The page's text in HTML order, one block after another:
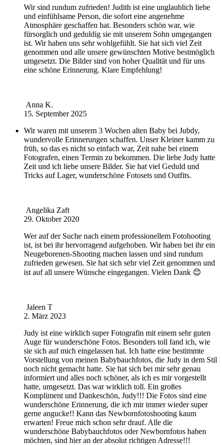
Wir sind rundum zufrieden! Judith ist eine unglaublich liebe
und einfühlsame Person, die sofort eine angenehme
Atmosphäre geschaffen hat. Besonders schön war, wie
fürsorglich und geduldig sie mit unserem Sohn umgegangen
ist. Wir haben uns sehr wohlgefühlt. Sie hat sich viel Zeit
genommen und alle unsere gewünschten Motive bestmöglich
umgesetzt. Die Bilder sind von hoher Qualität und für uns
eine schöne Erinnerung. Klare Empfehlung!
Anna K.
15. September 2025
Wir waren mit unserem 3 Wochen alten Baby bei Jubdy,
wundervolle Erinnerungen schaffen. Unser Kleiner kamm zu
früh, so das es nicht so einfach war, Zeit nahe bei einem
Fotografen, einen Termin zu bekommen. Die liebe Judy hatte
Zeit und ich liebe unsere Bilder. Sie hat viel Geduld und
Tricks auf Lager, wunderschöne Fotosets und Outfits.
Angelika Zaft
29. Oktober 2020
Wer auf der Suche nach einem professionellem Fotohooting
ist, ist bei ihr hervorragend aufgehoben. Wir haben bei ihr ein
Neugeborenen-Shooting machen lassen und sind rundum
zufrieden gewesen. Sie hat sich sehr viel Zeit genommen und
ist auf all unsere Wünsche eingegangen. Vielen Dank 😊
Jaleen T
2. März 2023
Judy ist eine wirklich super Fotografin mit einem sehr guten
Auge für wunderschöne Fotos. Besonders toll fand ich, wie
sie sich auf mich eingelassen hat. Ich hatte eine bestimmte
Vorstellung von meinen Babybauchfotos, die Judy in dem Stil
noch nicht gemacht hatte. Sie hat sich bei mir sehr genau
informiert und alles noch schöner, als ich es mir vorgestellt
hatte, umgesetzt. Das war wirklich toll. Ein großes
Kompliment und Dankeschön, Judy!!! Die Fotos sind eine
wunderschöne Erinnerung, die ich mir immer wieder super
gerne angucke!! Kann das Newbornfotoshooting kaum
erwarten! Freue mich schon sehr drauf. Alle die
wunderschöne Babybauchfotos oder Newbornfotos haben
möchten, sind hier an der absolut richtigen Adresse!!!